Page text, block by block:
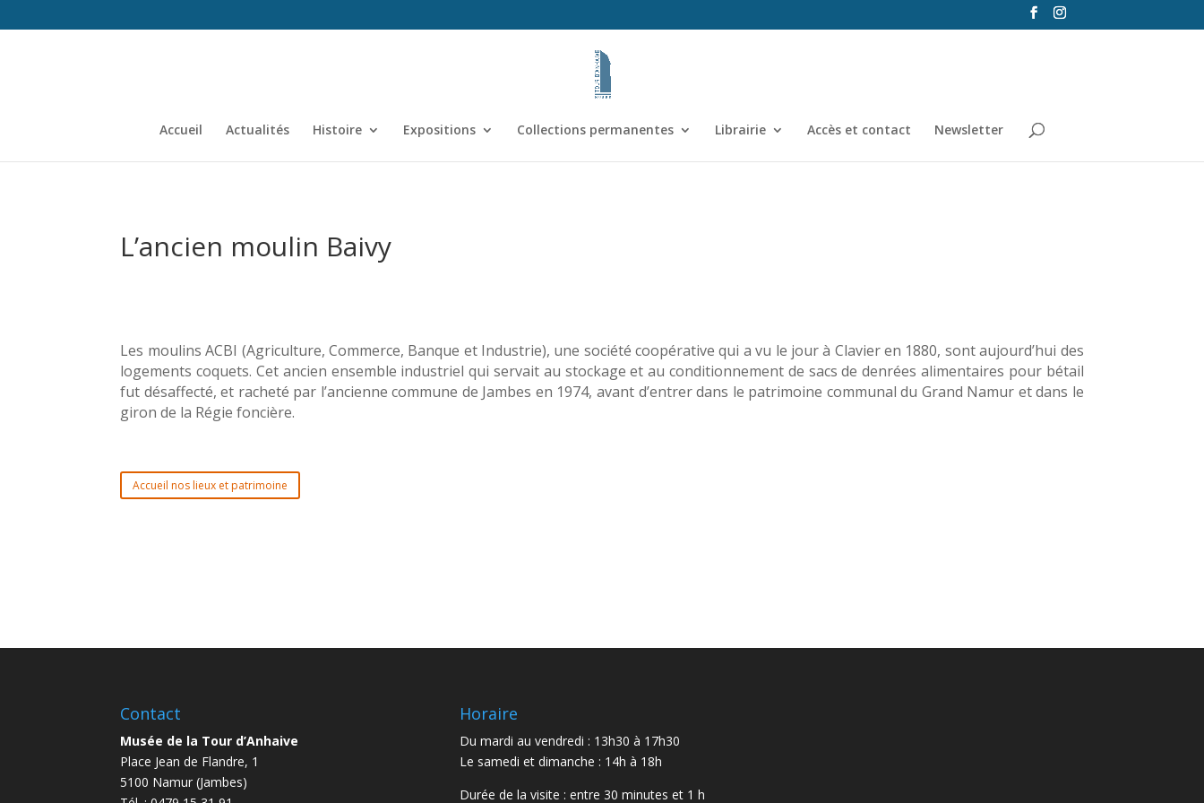
Accueil Actualités Histoire Expositions Collections permanentes Librairie Accès et contact Newsletter
L’ancien moulin Baivy
Les moulins ACBI (Agriculture, Commerce, Banque et Industrie), une société coopérative qui a vu le jour à Clavier en 1880, sont aujourd’hui des
logements coquets. Cet ancien ensemble industriel qui servait au stockage et au conditionnement de sacs de denrées alimentaires pour bétail
fut désaffecté, et racheté par l’ancienne commune de Jambes en 1974, avant d’entrer dans le patrimoine communal du Grand Namur et dans le
giron de la Régie foncière.
Accueil nos lieux et patrimoine
Contact
Musée de la Tour d’Anhaive
Place Jean de Flandre, 1
5100 Namur (Jambes)
Horaire
Du mardi au vendredi : 13h30 à 17h30
Le samedi et dimanche : 14h à 18h
Durée de la visite : entre 30 minutes et 1 h